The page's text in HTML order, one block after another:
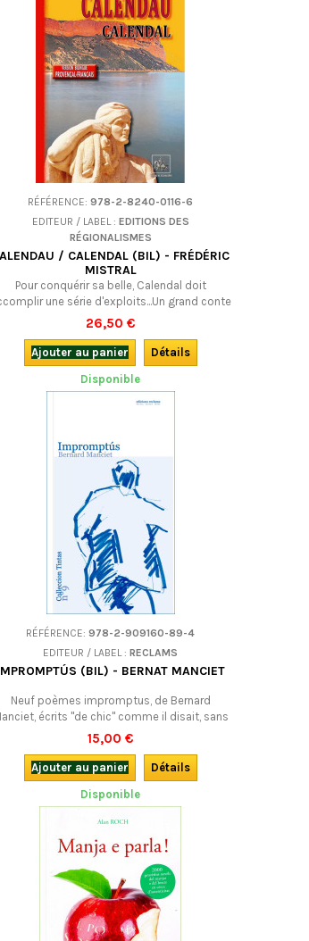
RÉFÉRENCE:978-2-8240-0116-6
EDITEUR / LABEL : EDITIONS DES
RÉGIONALISMES
/ CALENDAL (BIL) - FRÉDÉRIC
MISTRAL
Pour conquérir sa belle, Calendal doit
une série d'exploits...Un grand conte
épique et symbolique, autour des thèmes
à Mistral, qui mérite d'être (re)découvert
: "Calendau est un grand poème de
résistance" écrit Danielle Julien (Lire Mistral,
aujourd'hui - conférence).Bilingue occitan-
français (traduction de l'auteur).
26,50 €
Ajouter au panier
Détails
Disponible
RÉFÉRENCE:978-2-909160-89-4
EDITEUR / LABEL :RECLAMS
(BIL) - BERNAT MANCIET
Neuf poèmes impromptus, de Bernard
écrits "de chic" comme il disait, sans
modèle, de façon spontanée. Des poèmes
forts, construits et déroutants, des poèmes
de franc-tireur. Bilingue.
15,00 €
Ajouter au panier
Détails
Disponible